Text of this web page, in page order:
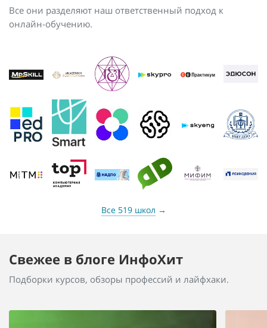
Все они разделяют наш ответственный подход к
онлайн-обучению.
Все 519 школ →
Свежее в блоге ИнфоХит
Подборки курсов, обзоры профессий и лайфхаки.